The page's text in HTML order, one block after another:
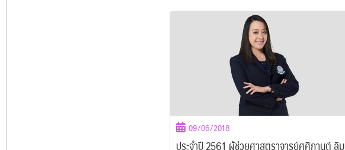
09/06/2018
ประจำปี 2561 ผู้ช่วยศาสตราจารย์ศศิกานต์ ลิม